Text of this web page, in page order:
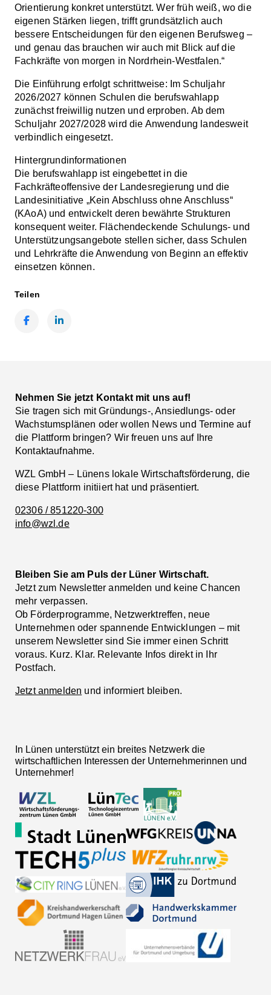
Orientierung konkret unterstützt. Wer früh weiß, wo die
eigenen Stärken liegen, trifft grundsätzlich auch
bessere Entscheidungen für den eigenen Berufsweg –
und genau das brauchen wir auch mit Blick auf die
Fachkräfte von morgen in Nordrhein-Westfalen.“
Die Einführung erfolgt schrittweise: Im Schuljahr
2026/2027 können Schulen die berufswahlapp
zunächst freiwillig nutzen und erproben. Ab dem
Schuljahr 2027/2028 wird die Anwendung landesweit
verbindlich eingesetzt.
Hintergrundinformationen
Die berufswahlapp ist eingebettet in die
Fachkräfteoffensive der Landesregierung und die
Landesinitiative „Kein Abschluss ohne Anschluss“
(KAoA) und entwickelt deren bewährte Strukturen
konsequent weiter. Flächendeckende Schulungs- und
Unterstützungsangebote stellen sicher, dass Schulen
und Lehrkräfte die Anwendung von Beginn an effektiv
einsetzen können.
Teilen
Nehmen Sie jetzt Kontakt mit uns auf!
Sie tragen sich mit Gründungs-, Ansiedlungs- oder
Wachstumsplänen oder wollen News und Termine auf
die Plattform bringen? Wir freuen uns auf Ihre
Kontaktaufnahme.
WZL GmbH – Lünens lokale Wirtschaftsförderung, die
diese Plattform initiiert hat und präsentiert.
02306 / 851220-300
info@wzl.de
Bleiben Sie am Puls der Lüner Wirtschaft.
Jetzt zum Newsletter anmelden und keine Chancen
mehr verpassen.
Ob Förderprogramme, Netzwerktreffen, neue
Unternehmen oder spannende Entwicklungen – mit
unserem Newsletter sind Sie immer einen Schritt
voraus. Kurz. Klar. Relevante Infos direkt in Ihr
Postfach.
Jetzt anmelden und informiert bleiben.
In Lünen unterstützt ein breites Netzwerk die
wirtschaftlichen Interessen der Unternehmerinnen und
Unternehmer!